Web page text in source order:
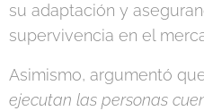
su adaptación y
supervivencia en el
Asimismo, argumentó
ejecutan las personas